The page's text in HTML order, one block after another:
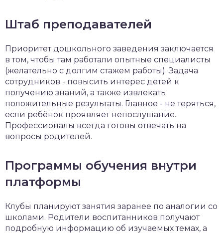
Штаб преподавателей
Приоритет дошкольного заведения заключается
в том, чтобы там работали опытные специалисты
(желательно с долгим стажем работы). Задача
сотрудников - повысить интерес детей к
получению знаний, а также извлекать
положительные результаты. Главное - не теряться,
если ребёнок проявляет непослушание.
Профессионалы всегда готовы отвечать на
вопросы родителей.
Программы обучения внутри
платформы
Клубы планируют занятия заранее по аналогии со
школами. Родители воспитанников получают
подробную информацию об изучаемых темах, а